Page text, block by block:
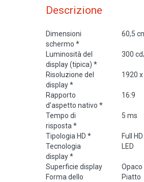
(1080p)
quantità
Descrizione
Dimensioni
schermo *
60,5
Luminosità del
display (tipica) *
300
Risoluzione del
display*
1920 x
Rapporto
d’aspetto nativo *
16:9
Tempo di
risposta *
5 ms
Tipologia HD *
Full HD
Tecnologia
display*
LED
Superficie display
Opaco
Forma dello
Piatto